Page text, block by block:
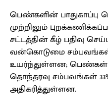
பெண்களின் பாதுகாப்பு
முற்றிலும்
சட்டத்தின் கீழ் பதிவு
வன்கொடுமை சம்பவங்கள்
உயர்ந்துள்ளன; பெண்கள்
தொந்தரவு சம்பவங்கள்
அதிகரித்துள்ளன.